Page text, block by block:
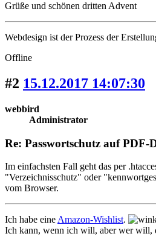
Grüße und schönen dritten Advent
Webdesign ist der Prozess der
Offline
#2 15.12.2017 14:07:30
webbird
Administrator
Re: Passwortschutz auf PDF-
Im einfachsten Fall geht das per
"Verzeichnisschutz" oder
vom Browser.
Ich habe eine Amazon-Wishlist.
Ich kann, wenn ich will, aber wer will,